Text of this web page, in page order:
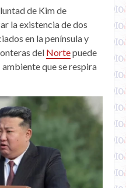
de Kim de
la existencia de dos
en la península y
del Nortepuede
que se respira